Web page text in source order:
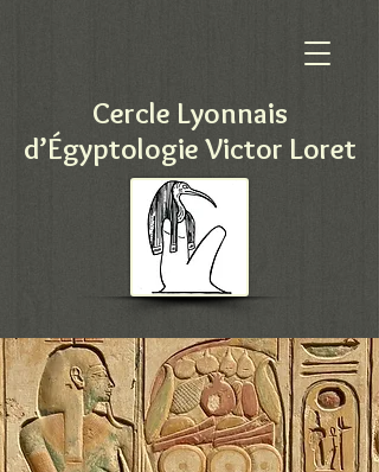
Cercle Lyonnais
d’Égyptologie Victor Loret